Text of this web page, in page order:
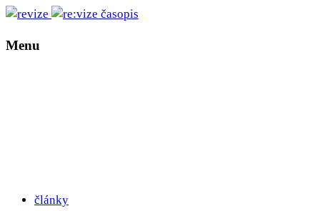
Menu
články